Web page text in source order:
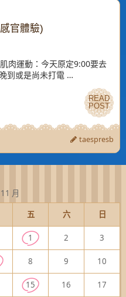
官體驗)
肉運動：今天原定9:00要去
到或是尚未打電 …
READ
POST
READ
POST
taespresb
月
五 六 日
1 2 3
8 9 10
15 16 17